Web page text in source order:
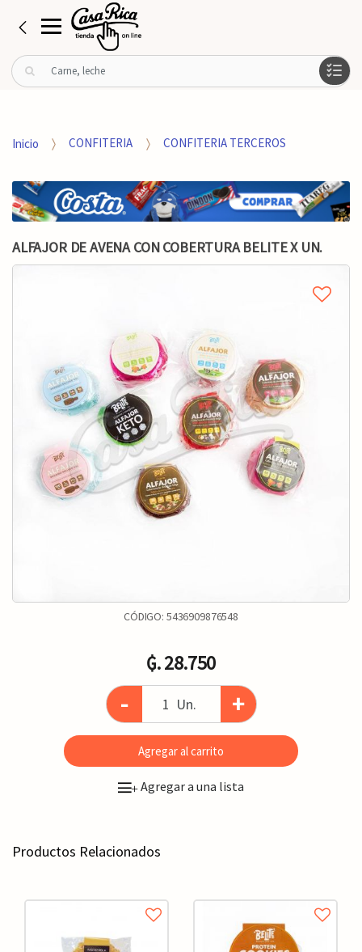
B
u
r
o
r
:
Inicio CONFITERIA CONFITERIA TERCEROS
ALFAJOR DE AVENA CON COBERTURA BELITE X UN.
CÓDIGO: 5436909876548
₲. 28.750
- Un. +
Agregar al carrito
+Agregar a una lista
Productos Relacionados